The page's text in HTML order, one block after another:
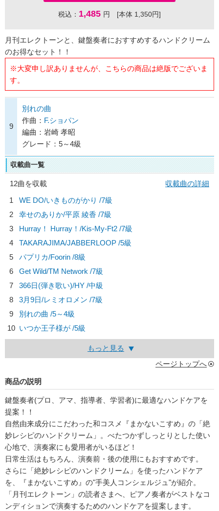
税込： 1,485 円 [本体 1,350円]
月刊エレクトーンと、鍵盤奏者におすすめするハンドクリーム
のお得なセット！！
※大変申し訳ありませんが、こちらの商品は絶版でございま
す。
9
別れの曲
作曲： F.ショパン
編曲：岩崎 孝昭
グレード：5～4級
収載曲一覧
12曲を収載
収載曲の詳細
1
WE DO/いきものがかり /7級
2
幸せのありか/平原 綾香 /7級
3
Hurray！ Hurray！/Kis-My-Ft2 /7級
4
TAKARAJIMA/JABBERLOOP /5級
5
パプリカ/Foorin /8級
6
Get Wild/TM Network /7級
7
366日(弾き歌い)/HY /中級
8
3月9日/レミオロメン /7級
9
別れの曲 /5～4級
10 いつか王子様が /5級
もっと見る
ページトップへ
商品の説明
鍵盤奏者(プロ、アマ、指導者、学習者)に最適なハンドケアを
提案！！
自然由来成分にこだわった和コスメ『まかないこすめ』の「絶
妙レシピのハンドクリーム」。べたつかずしっとりとした使い
心地で、演奏家にも愛用者がいるほど！
日常生活はもちろん、演奏前・後の使用にもおすすめです。
さらに「絶妙レシピのハンドクリーム」を使ったハンドケア
を、『まかないこすめ』の"手美人コンシェルジュ"が紹介。
「月刊エレクトーン」の読者さまへ、ピアノ奏者がベストなコ
ンディションで演奏するためのハンドケアを提案します。